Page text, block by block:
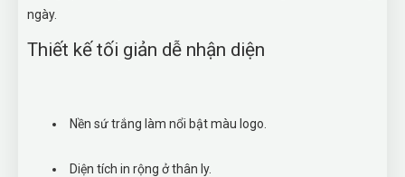
ngày.
Thiết kế tối giản dễ nhận diện
Nền sứ trắng làm nổi bật màu logo.
Diện tích in rộng ở thân ly.